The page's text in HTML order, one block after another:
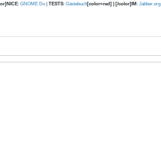
: GNOME Do | TESTS: Gästebuch[color=red] | [/color]IM: Jabber.org